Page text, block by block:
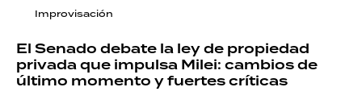
Improvisación
El Senado debate la ley de propiedad
privada que impulsa Milei: cambios de
último momento y fuertes críticas